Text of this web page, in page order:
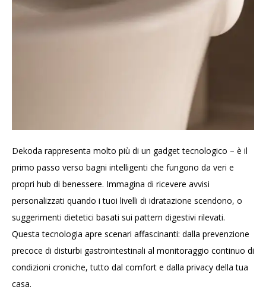
Dekoda rappresenta molto più di un gadget tecnologico – è il
primo passo verso bagni intelligenti che fungono da veri e
propri hub di benessere. Immagina di ricevere avvisi
personalizzati quando i tuoi livelli di idratazione scendono, o
suggerimenti dietetici basati sui pattern digestivi rilevati.
Questa tecnologia apre scenari affascinanti: dalla prevenzione
precoce di disturbi gastrointestinali al monitoraggio continuo di
condizioni croniche, tutto dal comfort e dalla privacy della tua
casa.